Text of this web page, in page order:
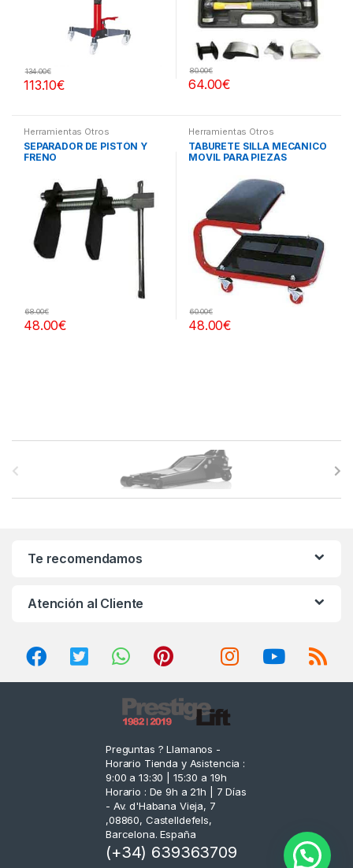
113.10€
134.00€
64.00€
80.00€
Herramientas Otros
SEPARADOR DE PISTÓN Y
FRENO
48.00€
68.00€
Herramientas Otros
TABURETE SILLA MECANICO
MOVIL PARA PIEZAS
48.00€
60.00€
Te recomendamos
Atención al Cliente
Preguntas ? Llamanos -
Horario Tienda y Asistencia :
9:00 a 13:30 | 15:30 a 19h
Horario : De 9h a 21h | 7 Días
- Av. d'Habana Vieja, 7
,08860, Castelldefels,
Barcelona. España
(+34) 639363709